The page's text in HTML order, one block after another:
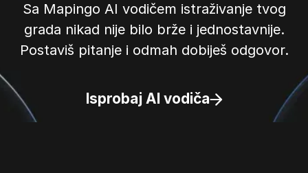
Sa Mapingo AI vodičem istraživanje tvog
grada nikad nije bilo brže i jednostavnije.
Postaviš pitanje i odmah dobiješ odgovor.
Isprobaj AI vodiča